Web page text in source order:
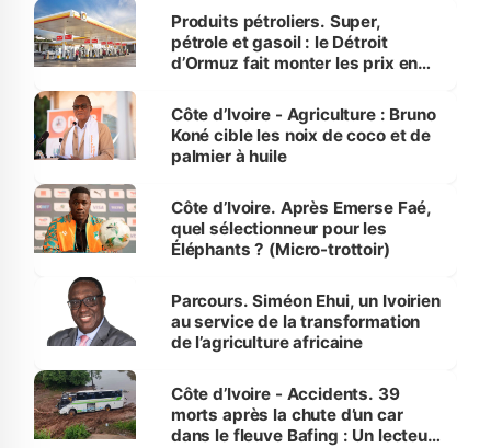
menacées
Produits pétroliers. Super,
pétrole et gasoil : le Détroit
d’Ormuz fait monter les prix en
Côte d’Ivoire - Agriculture : Bruno
Koné cible les noix de coco et de
palmier à huile
Côte d’Ivoire. Après Emerse Faé,
quel sélectionneur pour les
Éléphants ? (Micro-trottoir)
Parcours. Siméon Ehui, un Ivoirien
au service de la transformation
de l’agriculture africaine
Côte d’Ivoire - Accidents. 39
morts après la chute d’un car
dans le fleuve Bafing : Un lecteur